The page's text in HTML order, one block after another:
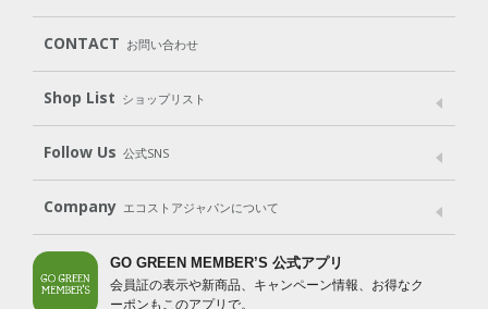
Body（ボディ） Hair（ヘア） Oral care（オーラルケア）
Goods （グッズ）
Gift set
Subscription（定期便）
CONTACT お問い合わせ
Shop List ショップリスト
Shop List
Follow Us 公式SNS
LINE＠ Instagram Facebook
Company エコストアジャパンについて
会社案内 ご利用規約
プライバシーポリシー
特定商取引法に基づく表示
免責事項
GO GREEN MEMBER’S 公式アプリ
会員証の表示や新商品、キャンペーン情報、お得なク
ーポンもこのアプリで。